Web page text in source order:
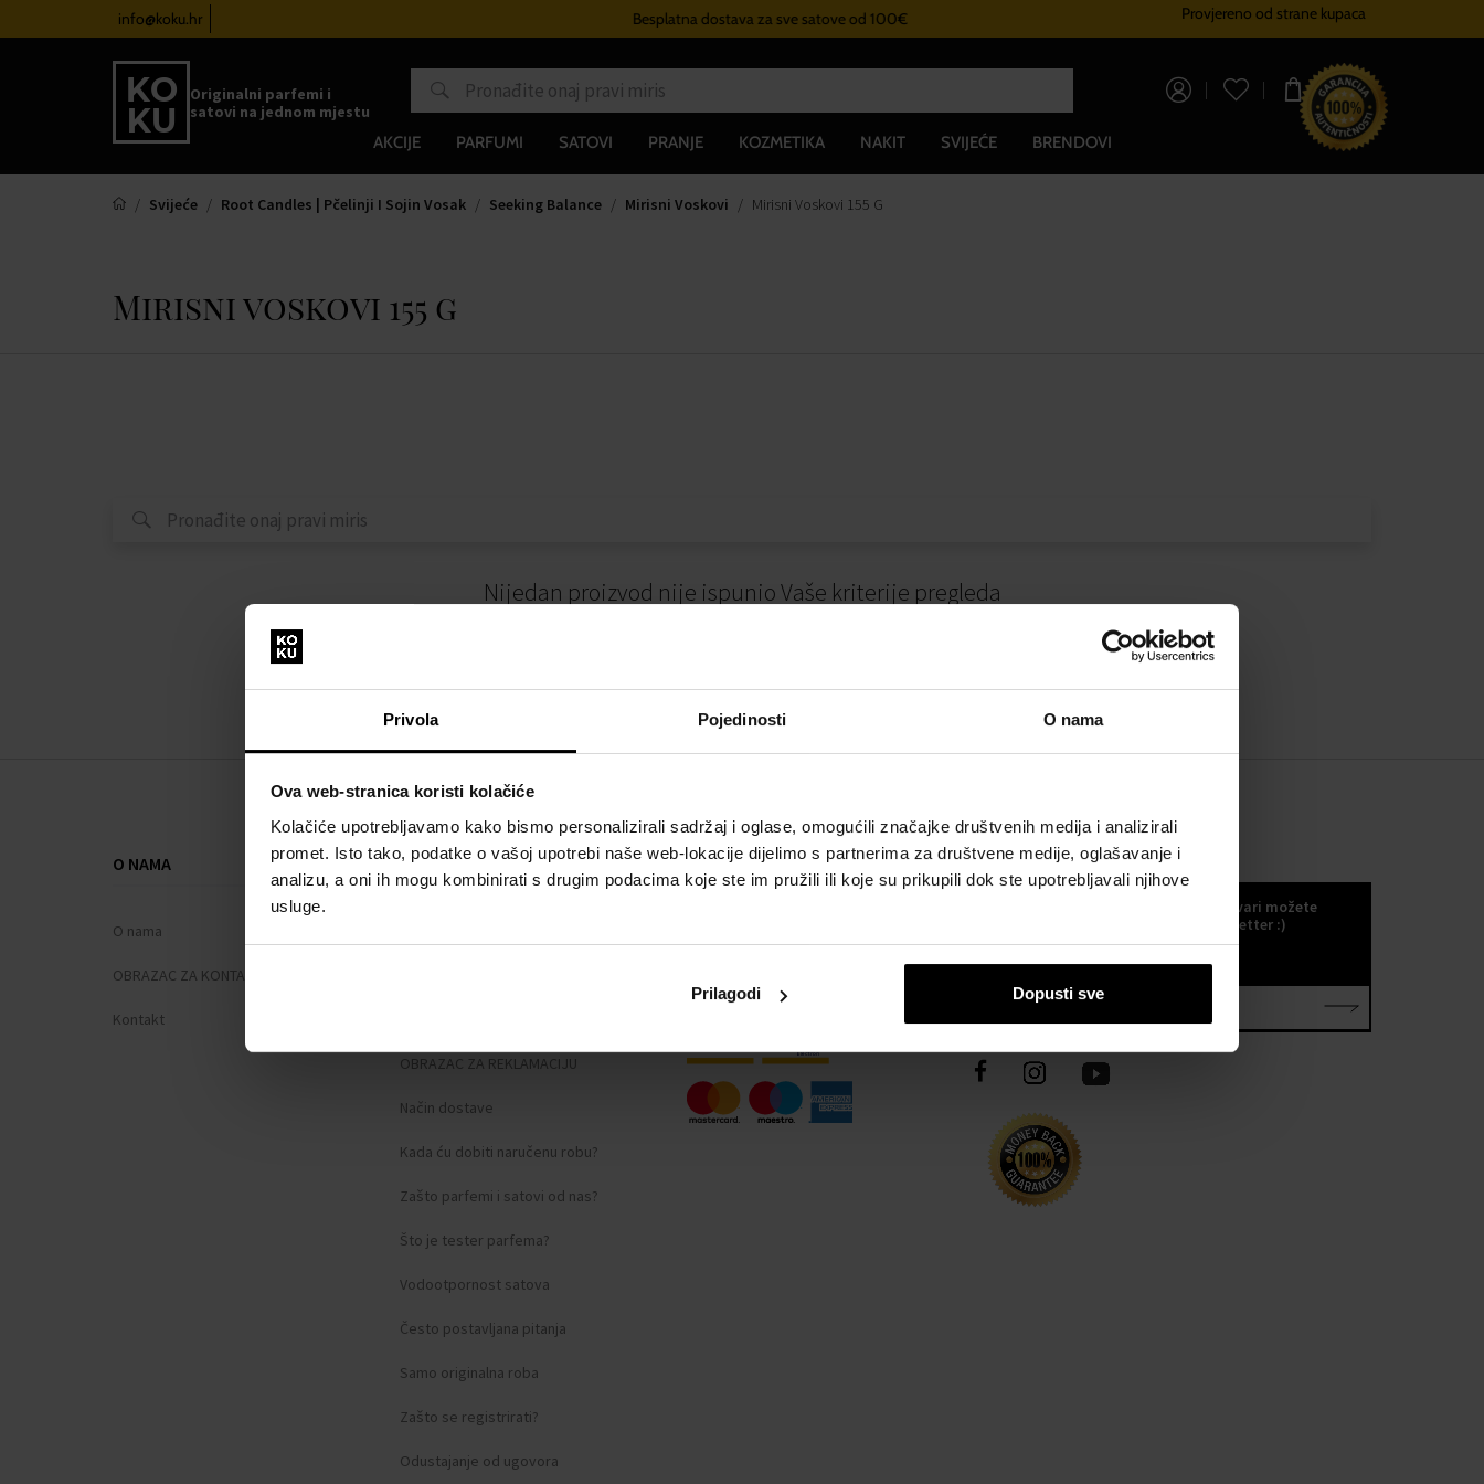
Privola Pojedinosti O nama
Ova web-stranica koristi kolačiće
Kolačiće upotrebljavamo kako bismo personalizirali sadržaj i oglase, omogućili značajke društvenih medija i analizirali
promet. Isto tako, podatke o vašoj upotrebi naše web-lokacije dijelimo s partnerima za društvene medije, oglašavanje i
analizu, a oni ih mogu kombinirati s drugim podacima koje ste im pružili ili koje su prikupili dok ste upotrebljavali njihove
usluge.
Prilagodi Dopusti sve
info@koku.hr Besplatna dostava za sve satove od 100€ Sustav vjernostiProvjereno od strane kupaca
Originalni parfemi i
satovi na jednom mjestu
0,00 €
AKCIJE PARFUMI SATOVI PRANJE KOZMETIKA NAKIT SVIJEĆE BRENDOVI
Svijeće Root Candles | Pčelinji I Sojin Vosak Seeking Balance Mirisni Voskovi Mirisni Voskovi 155 G
Mirisni voskovi 155 g
Nijedan proizvod nije ispunio Vaše kriterije pregleda
O NAMA
O nama
OBRAZAC ZA KONTAKT
Kontakt
SVE O KUPNJI
OBRAZAC ZA REKLAMACIJU
Način dostave
Kada ću dobiti naručenu robu?
Zašto parfemi i satovi od nas?
Što je tester parfema?
Vodootpornost satova
Često postavljana pitanja
Samo originalna roba
Zašto se registrirati?
Odustajanje od ugovora
NAČINI PLAĆANJA KOKULETTER
Novosti, trendove i druge odlične stvari možete
primati ako se odlučite za naš kokuletter :)
E-mail*